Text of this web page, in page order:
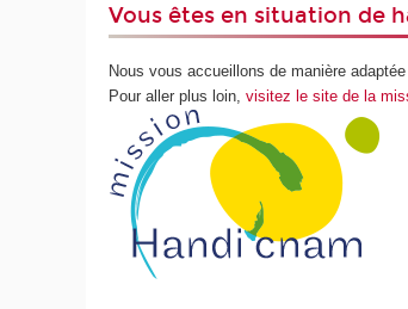
Vous êtes en situation de
Nous vous accueillons de manière
Pour aller plus loin,visitez le site de la